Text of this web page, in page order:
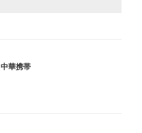
中華携帯